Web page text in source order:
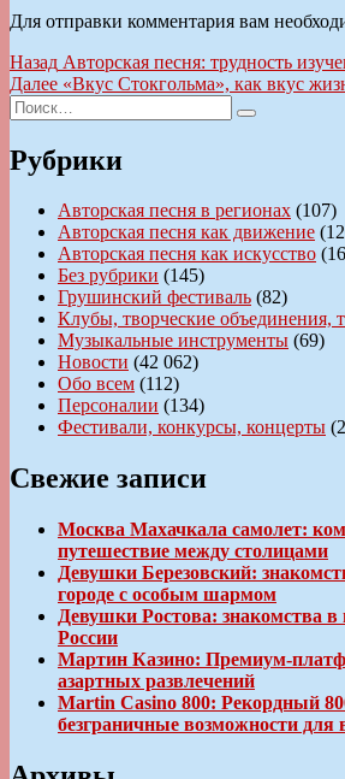
Для отправки комментария вам
Навигация
по
записям
Назад Предыдущая
запись:
Авторская песня: трудность
Далее Следующая
«Вкус Стокгольма», как вкус
Искать:
Поиск
Рубрики
Авторская песня в регионах (107)
Авторская песня как движение
Авторская песня как искусство
Без рубрики (145)
Грушинский фестиваль (82)
Клубы, творческие объединения,
Музыкальные инструменты (69)
Новости (42 062)
Обо всем (112)
Персоналии (134)
Фестивали, конкурсы, концерты
Свежие записи
Москва Махачкала самолет:
путешествие между столицами
Девушки Березовский:
городе с особым шармом
Девушки Ростова: знакомства
России
Мартин Казино: Премиум-
азартных развлечений
Martin Casino 800: Рекордный
безграничные возможности